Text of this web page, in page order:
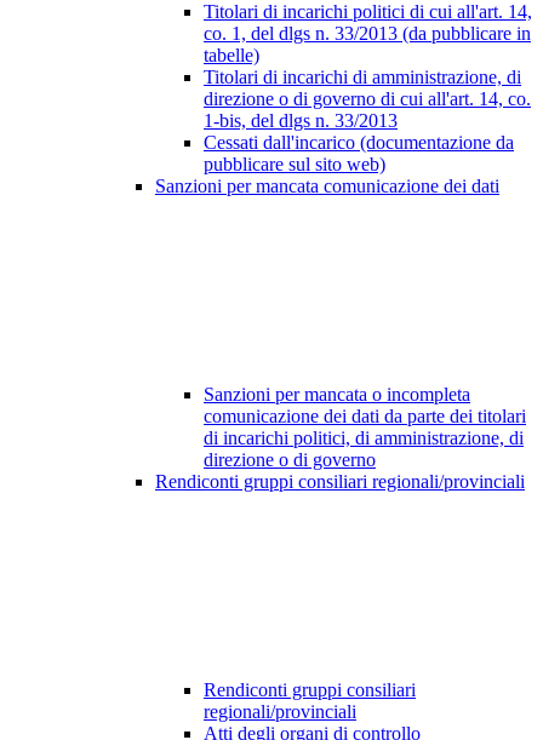
Titolari di incarichi politici di cui all'art. 14,
co. 1, del dlgs n. 33/2013 (da pubblicare in
tabelle)
Titolari di incarichi di amministrazione, di
direzione o di governo di cui all'art. 14, co.
1-bis, del dlgs n. 33/2013
Cessati dall'incarico (documentazione da
pubblicare sul sito web)
Sanzioni per mancata comunicazione dei dati
Sanzioni per mancata o incompleta
comunicazione dei dati da parte dei titolari
di incarichi politici, di amministrazione, di
direzione o di governo
Rendiconti gruppi consiliari regionali/provinciali
Rendiconti gruppi consiliari
regionali/provinciali
Atti degli organi di controllo